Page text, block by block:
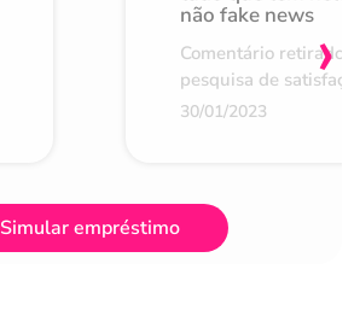
não fake news
Comentário retirado
pesquisa de
30/01/2023
›
Simular empréstimo